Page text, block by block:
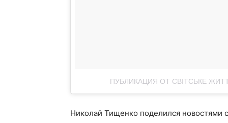
ПУБЛИКАЦИЯ ОТ СВIТСЬКЕ
Николай Тищенко поделился новостями